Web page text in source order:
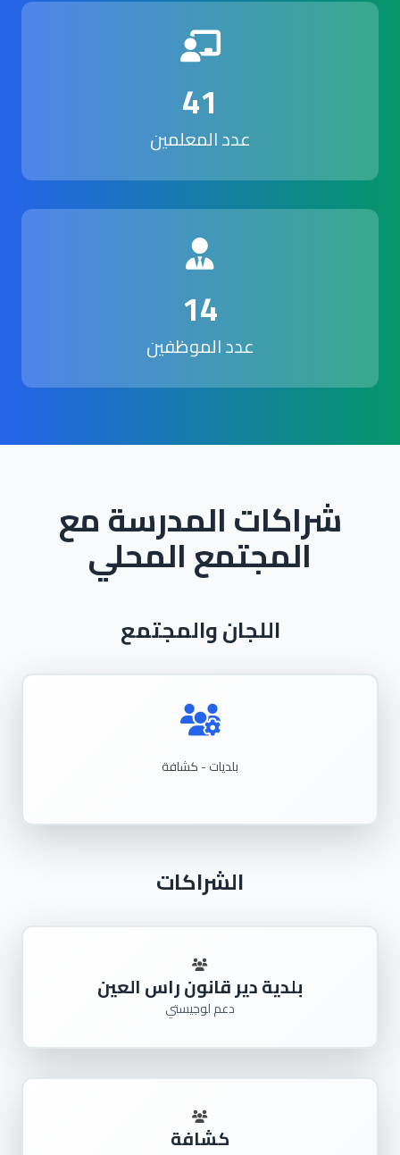
41
عدد المعلمين
14
عدد الموظفين
شراكات المدرسة مع
المجتمع المحلي
اللجان والمجتمع
بلديات - كشافة
الشراكات
بلدية دير قانون راس العين
دعم لوجيستي
كشافة